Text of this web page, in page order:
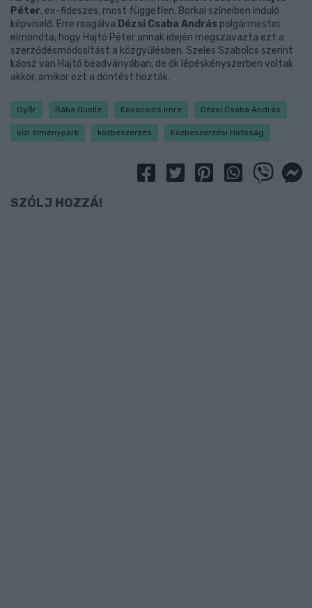
Péter, ex-fideszes, most független, Borkai színeiben induló
képviselő. Erre reagálva Dézsi Csaba András polgármester
elmondta, hogy Hajtó Péter annak idején megszavazta ezt a
szerződésmódosítást a közgyűlésben. Szeles Szabolcs szerint
káosz van Hajtó beadványában, de ők lépéskényszerben voltak
akkor, amikor ezt a döntést hozták.
Győr Rába Quelle Kovacsics Imre Dézsi Csaba András
vízi élménypark közbeszerzés Közbeszerzési Hatóság
SZÓLJ HOZZÁ!